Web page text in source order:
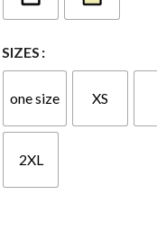
SIZES
one size XS
2XL